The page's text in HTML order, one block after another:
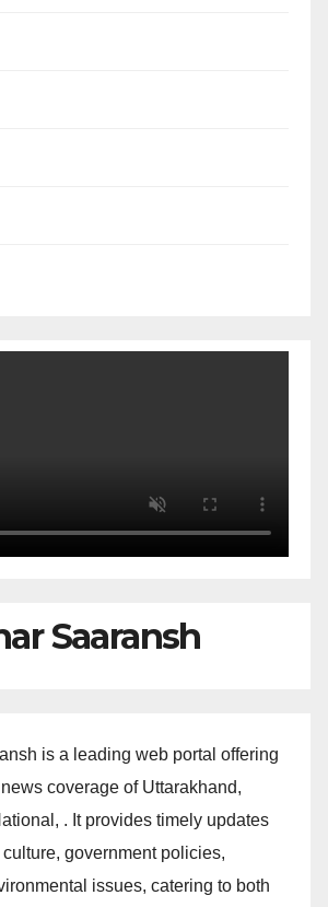
Saaransh
is a leading web portal offering
coverage of Uttarakhand,
. It provides timely updates
government policies,
issues, catering to both